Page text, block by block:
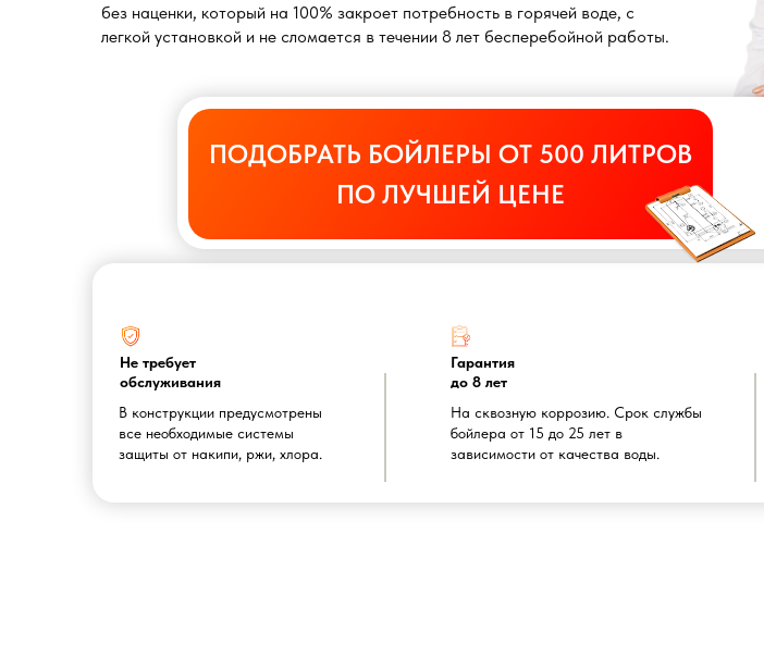
без наценки, который на 100% закроет потребность в горячей воде, с
легкой установкой и не сломается в течении 8 лет бесперебойной работы.
Не требует
обслуживания
В конструкции предусмотрены
все необходимые системы
защиты от накипи, ржи, хлора.
Гарантия
до 8 лет
На сквозную коррозию. Срок службы
бойлера от 15 до 25 лет в
зависимости от качества воды.
ПОДОБРАТЬ БОЙЛЕРЫ ОТ 500 ЛИТРОВ
ПО ЛУЧШЕЙ ЦЕНЕ